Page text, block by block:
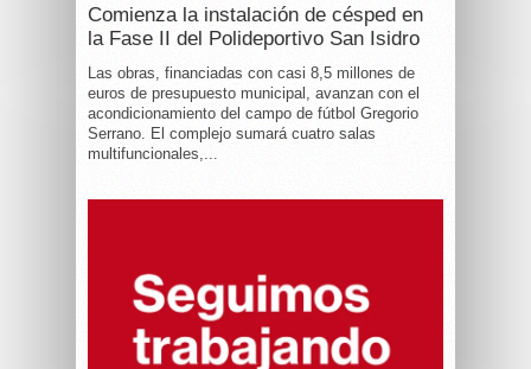
Comienza la instalación de césped en
la Fase II del Polideportivo San Isidro
Las obras, financiadas con casi 8,5 millones de
euros de presupuesto municipal, avanzan con el
acondicionamiento del campo de fútbol Gregorio
Serrano. El complejo sumará cuatro salas
multifuncionales,...